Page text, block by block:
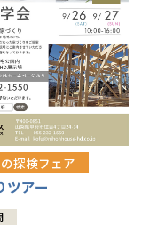
探検フェア
ツアー